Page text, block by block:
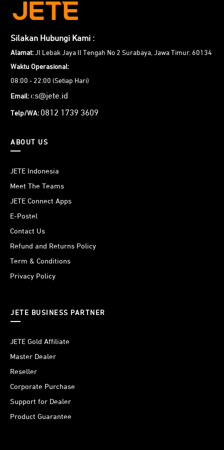
Silakan Hubungi Kami :
Alamat: Jl Lebak Jaya II Tengah No 2 Surabaya, Jawa Timur. 60134
Waktu Operasional:
08:00 - 22:00 (Setiap Hari)
Email: cs@jete.id
Telp/WA: 0812 1739 3609
ABOUT US
JETE Indonesia
Meet The Teams
JETE Connect Apps
E-Postel
Contact Us
Refund and Returns Policy
Term & Conditions
Privacy Policy
JETE BUSINESS PARTNER
JETE Gold Affiliate
Master Dealer
Reseller
Corporate Purchase
Support for Dealer
Product Guarantee